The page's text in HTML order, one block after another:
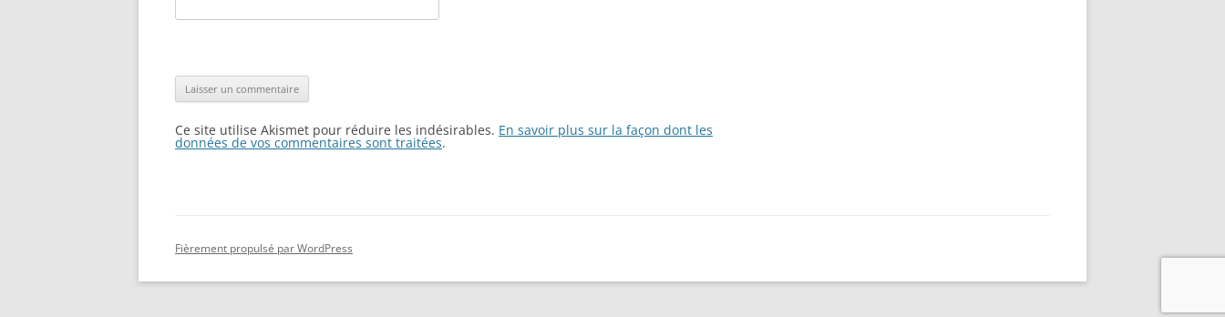
Ce site utilise Akismet pour réduire les indésirables. En savoir plus sur la façon dont les
données de vos commentaires sont traitées.
Fièrement propulsé par WordPress